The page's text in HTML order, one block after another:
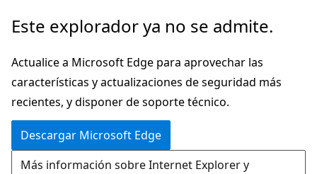
Ir
contenido
principal
Este explorador ya no se admite.
Actualice a Microsoft Edge para aprovechar las
características y actualizaciones de seguridad más
recientes, y disponer de soporte técnico.
Descargar Microsoft Edge
Más información sobre Internet Explorer y